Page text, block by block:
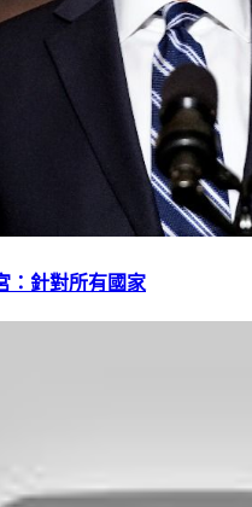
針對所有國家